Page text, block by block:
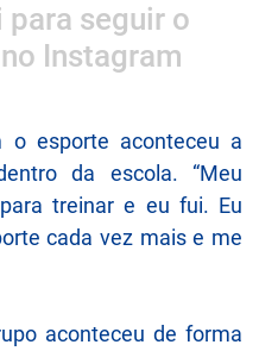
para seguir o
Instagram
o esporte aconteceu a
da escola. “Meu
treinar e eu fui. Eu
cada vez mais e me
aconteceu de forma